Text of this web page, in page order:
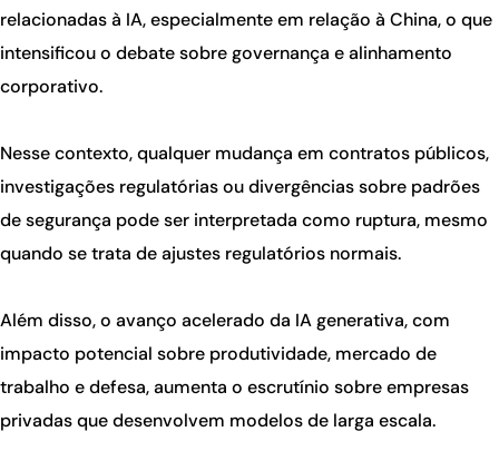
relacionadas à IA, especialmente em relação à China, o que
intensificou o debate sobre governança e alinhamento
corporativo.
Nesse contexto, qualquer mudança em contratos públicos,
investigações regulatórias ou divergências sobre padrões
de segurança pode ser interpretada como ruptura, mesmo
quando se trata de ajustes regulatórios normais.
Além disso, o avanço acelerado da IA generativa, com
impacto potencial sobre produtividade, mercado de
trabalho e defesa, aumenta o escrutínio sobre empresas
privadas que desenvolvem modelos de larga escala.